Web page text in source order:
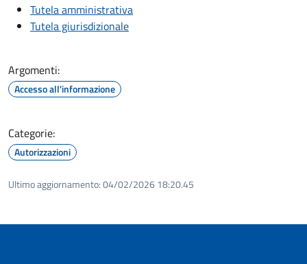
Tutela amministrativa
Tutela giurisdizionale
Argomenti:
Accesso all'informazione
Categorie:
Autorizzazioni
Ultimo aggiornamento:04/02/2026 18:20.45